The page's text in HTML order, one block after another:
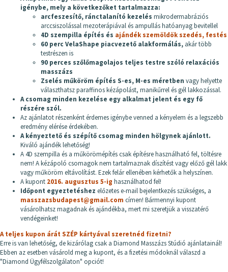
igénybe, mely a következőket tartalmazza:
arcfeszesítő, ránctalanító kezelés mikrodermabráziós
arccsiszolással mezoterápiával és ampullás hatóanyag bevitellel
4D szempilla építés és ajándék szemöldök szedés, festés
60 perc VelaShape piacvezető alakformálás, akár több
testrészen is
90 perces szőlőmagolajos teljes testre szóló relaxációs
masszázs
Zselés műköröm építés S-es, M-es méretben vagy helyette
választhatsz paraffinos kézápolást, manikűrrel és gél lakkozással.
A csomag minden kezelése egy alkalmat jelent és egy fő
részére szól.
Az ajánlatot részenként érdemes igénybe venned a kényelem és a legszebb
eredmény elérése érdekében.
A kényeztető és szépítő csomag minden hölgynek ajánlott.
Kiváló ajándék lehetőség!
A 4D szempilla és a műkörömépítés csak építésre használható fel, töltésre
nem! A kézápoló csomagok nem tartalmaznak díszítést vagy előző gél lakk
vagy műköröm eltávolítást. Ezek felár ellenében kérhetők a helyszínen.
A kupont 2016. augusztus 5-ig használhatod fel!
Időpont egyeztetéshez előzetes e-mail bejelentkezés szükséges, a
masszazsbudapest@gmail.com címen! Bármennyi kupont
vásárolhatsz magadnak és ajándékba, mert mi szeretjük a visszatérő
vendégeinket!
A teljes kupon árát SZÉP kártyával szeretnéd fizetni?
Erre is van lehetőség, de kizárólag csak a Diamond Masszázs Stúdió ajánlatainál!
Ebben az esetben vásárold meg a kupont, és a fizetési módoknál válaszd a
"Diamond Ügyfélszolgálaton" opciót!